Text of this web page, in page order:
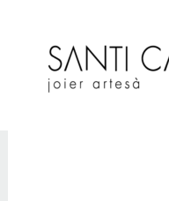
contenido